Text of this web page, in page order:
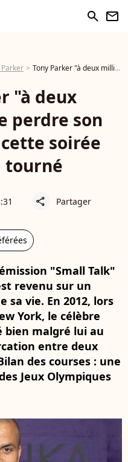
search newsletter
Parker Tony Parker "à deux millimètres de perdre son œil" : récit de cette soirée qui a mal tourné
"à deux
perdre son
soirée
tourné
share Partager
"Small Talk"
revenu sur un
vie. En 2012, lors
York, le célèbre
malgré lui au
entre deux
des courses : une
Jeux Olympiques